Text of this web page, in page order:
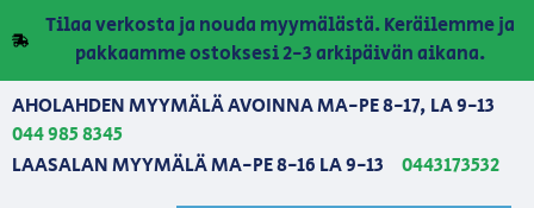
Tilaa verkosta ja nouda myymälästä. Keräilemme ja
pakkaamme ostoksesi 2-3 arkipäivän aikana.
AHOLAHDEN MYYMÄLÄ AVOINNA MA-PE 8-17, LA 9-13
044 985 8345
LAASALAN MYYMÄLÄ MA-PE 8-16 LA 9-13
0443173532